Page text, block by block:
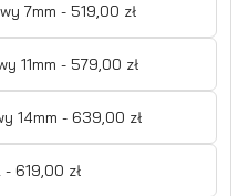
7mm - 519,00 zł
11mm - 579,00 zł
14mm - 639,00 zł
- 619,00 zł